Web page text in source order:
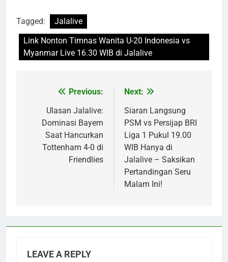
Tagged:
Jalalive
Link Nonton Timnas Wanita U-20 Indonesia vs
Myanmar Live 16.30 WIB di Jalalive
navigation
Previous:
Ulasan Jalalive:
Dominasi Bayern
Saat Hancurkan
Tottenham 4-0 di
Friendlies
Next:
Siaran Langsung
PSM vs Persijap BRI
Liga 1 Pukul 19.00
WIB Hanya di
Jalalive – Saksikan
Pertandingan Seru
Malam Ini!
LEAVE A REPLY